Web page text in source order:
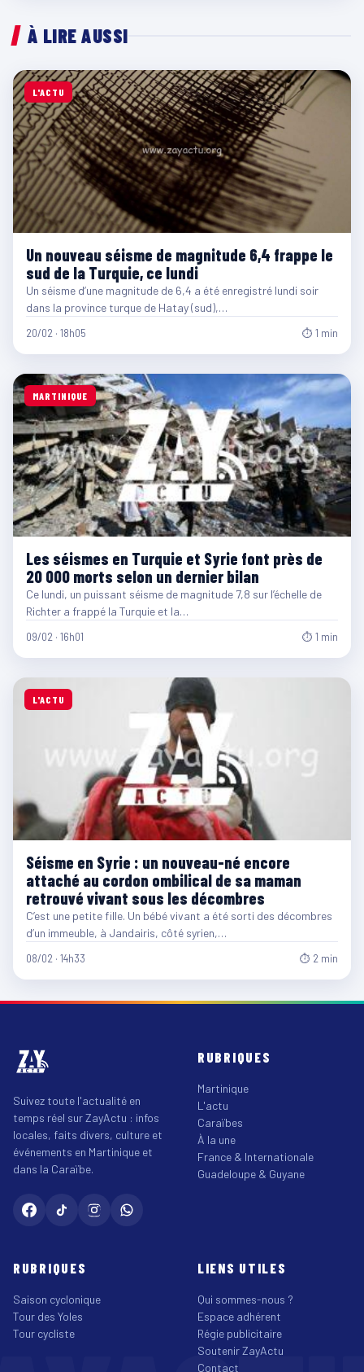
À LIRE AUSSI
L'ACTU
Un nouveau séisme de magnitude 6,4 frappe le
sud de la Turquie, ce lundi
Un séisme d’une magnitude de 6,4 a été enregistré lundi soir
dans la province turque de Hatay (sud),…
20/02 · 18h05 ⏱ 1 min
MARTINIQUE
Les séismes en Turquie et Syrie font près de
20 000 morts selon un dernier bilan
Ce lundi, un puissant séisme de magnitude 7,8 sur l’échelle de
Richter a frappé la Turquie et la…
09/02 · 16h01 ⏱ 1 min
L'ACTU
Séisme en Syrie : un nouveau-né encore
attaché au cordon ombilical de sa maman
retrouvé vivant sous les décombres
C’est une petite fille. Un bébé vivant a été sorti des décombres
d’un immeuble, à Jandairis, côté syrien,…
08/02 · 14h33 ⏱ 2 min
Suivez toute l'actualité en
temps réel sur ZayActu : infos
locales, faits divers, culture et
événements en Martinique et
dans la Caraïbe.
RUBRIQUES
Martinique
L'actu
Caraïbes
À la une
France & Internationale
Guadeloupe & Guyane
RUBRIQUES
Saison cyclonique
Tour des Yoles
Tour cycliste
LIENS UTILES
Qui sommes-nous ?
Espace adhérent
Régie publicitaire
Soutenir ZayActu
Contact